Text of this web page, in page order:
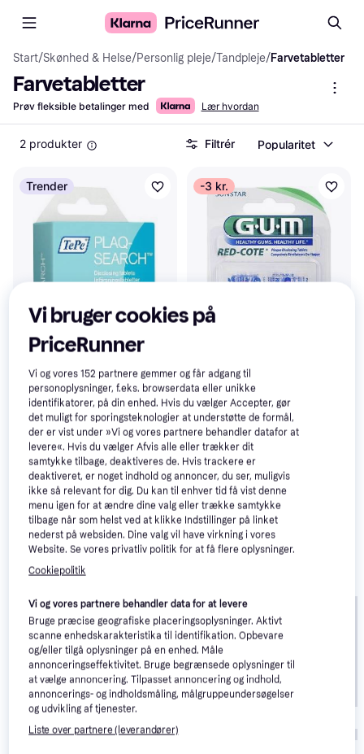
Start/Skønhed & Helse/Personlig pleje/Tandpleje/Farvetabletter
Farvetabletter
Prøv fleksible betalinger med Lær hvordan
2 produkter Filtrér Popularitet
Trender
TePe Plaqsearch 10pcs
Farvetabletter, 10stk, Reducerer
plak
19 kr.
9 butikker
-3 kr.
GUM Red-Cote 12pcs
Farvetabletter, 12stk, Med smag
26 kr.29 kr.
8 butikker
Vi bruger cookies på
PriceRunner
Vi og vores152 partnere gemmer og får adgang til
personoplysninger, f.eks. browserdata eller unikke
identifikatorer, på din enhed. Hvis du vælger Accepter, gør
det muligt for sporingsteknologier at understøtte de formål,
der er vist under »Vi og vores partnere behandler datafor at
levere«. Hvis du vælger Afvis alle eller trækker dit
samtykke tilbage, deaktiveres de. Hvis trackere er
deaktiveret, er noget indhold og annoncer, du ser, muligvis
ikke så relevant for dig. Du kan til enhver tid få vist denne
menu igen for at ændre dine valg eller trække samtykke
tilbage når som helst ved at klikke Indstillinger på linket
nederst på websiden. Dine valg vil have virkning i vores
Website. Se vores privatliv politik for at få flere oplysninger.
Cookiepolitik
Vi og vores partnere behandler data for at levere
Bruge præcise geografiske placeringsoplysninger. Aktivt
scanne enhedskarakteristika til identifikation. Opbevare
og/eller tilgå oplysninger på en enhed. Måle
annonceringseffektivitet. Bruge begrænsede oplysninger til
at vælge annoncering. Tilpasset annoncering og indhold,
annoncerings- og indholdsmåling, målgruppeundersøgelser
og udvikling af tjenester.
Liste over partnere (leverandører)